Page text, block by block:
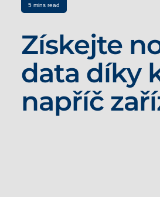
5 mins read
Získejte
data díky
napříč